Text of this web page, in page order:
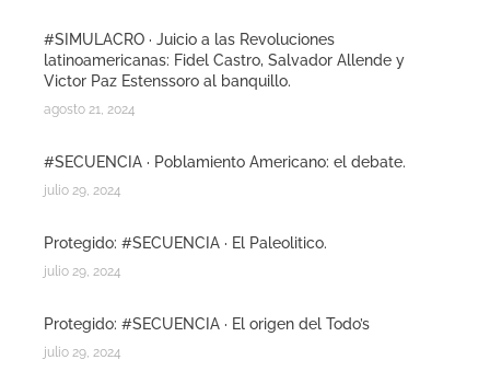
#SIMULACRO · Juicio a las Revoluciones
latinoamericanas: Fidel Castro, Salvador Allende y
Victor Paz Estenssoro al banquillo.
agosto 21, 2024
#SECUENCIA · Poblamiento Americano: el debate.
julio 29, 2024
Protegido: #SECUENCIA · El Paleolitico.
julio 29, 2024
Protegido: #SECUENCIA · El origen del Todo’s
julio 29, 2024